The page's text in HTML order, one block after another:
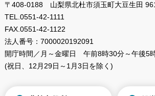
〒408-0188 山梨県北杜市須玉町大豆生田
TEL. 0551-42-1111
FAX. 0551-42-1122
法人番号： 7000020192091
開庁時間／月～金曜日
午前8時30分～午後5
(祝日、12月29日～1月3日を除く)